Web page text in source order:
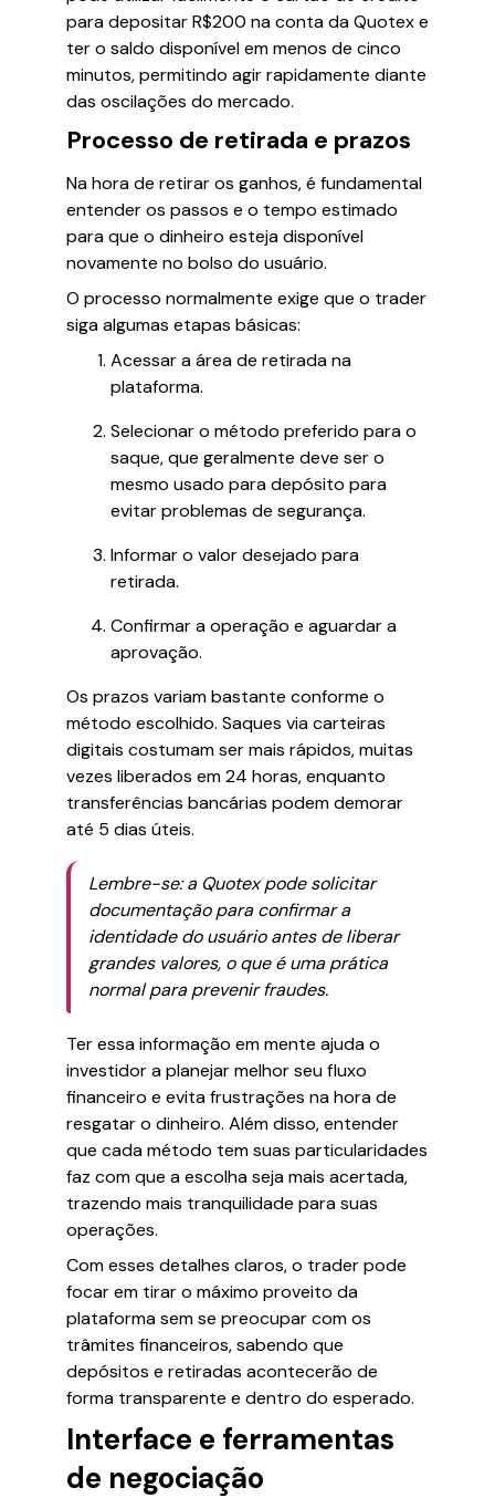
para depositar R$200 na conta da Quotex e
ter o saldo disponível em menos de cinco
minutos, permitindo agir rapidamente diante
das oscilações do mercado.
Processo de retirada e prazos
Na hora de retirar os ganhos, é fundamental
entender os passos e o tempo estimado
para que o dinheiro esteja disponível
novamente no bolso do usuário.
O processo normalmente exige que o trader
siga algumas etapas básicas:
Acessar a área de retirada na
plataforma.
Selecionar o método preferido para o
saque, que geralmente deve ser o
mesmo usado para depósito para
evitar problemas de segurança.
Informar o valor desejado para
retirada.
Confirmar a operação e aguardar a
aprovação.
Os prazos variam bastante conforme o
método escolhido. Saques via carteiras
digitais costumam ser mais rápidos, muitas
vezes liberados em 24 horas, enquanto
transferências bancárias podem demorar
até 5 dias úteis.
Lembre-se: a Quotex pode solicitar
documentação para confirmar a
identidade do usuário antes de liberar
grandes valores, o que é uma prática
normal para prevenir fraudes.
Ter essa informação em mente ajuda o
investidor a planejar melhor seu fluxo
financeiro e evita frustrações na hora de
resgatar o dinheiro. Além disso, entender
que cada método tem suas particularidades
faz com que a escolha seja mais acertada,
trazendo mais tranquilidade para suas
operações.
Com esses detalhes claros, o trader pode
focar em tirar o máximo proveito da
plataforma sem se preocupar com os
trâmites financeiros, sabendo que
depósitos e retiradas acontecerão de
forma transparente e dentro do esperado.
Interface e ferramentas
de negociação